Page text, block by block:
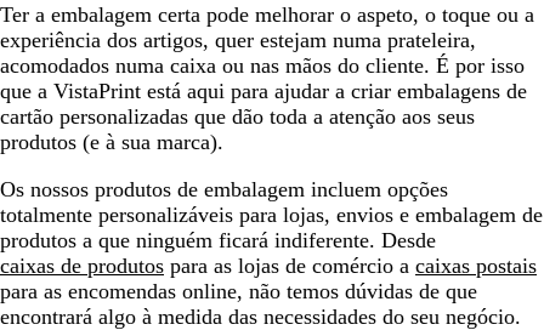
Ter a embalagem certa pode melhorar o aspeto, o toque ou a
experiência dos artigos, quer estejam numa prateleira,
acomodados numa caixa ou nas mãos do cliente. É por isso
que a VistaPrint está aqui para ajudar a criar embalagens de
cartão personalizadas que dão toda a atenção aos seus
produtos (e à sua marca).
Os nossos produtos de embalagem incluem opções
totalmente personalizáveis para lojas, envios e embalagem de
produtos a que ninguém ficará indiferente. Desde
caixas de produtos para as lojas de comércio a caixas postais
para as encomendas online, não temos dúvidas de que
encontrará algo à medida das necessidades do seu negócio.